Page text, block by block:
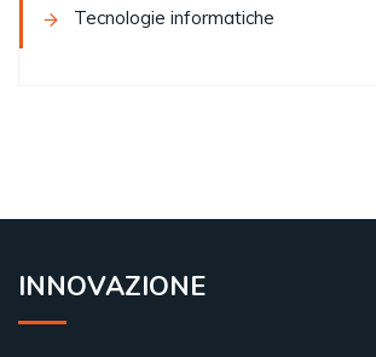
Tecnologie informatiche
INNOVAZIONE